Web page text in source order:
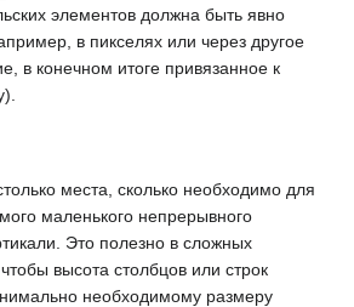
элементов должна быть явно
в пикселях или через другое
в конечном итоге привязанное к
места, сколько необходимо для
маленького непрерывного
Это полезно в сложных
высота столбцов или строк
необходимому размеру